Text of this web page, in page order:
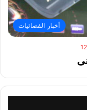
أخبار الفضائيات